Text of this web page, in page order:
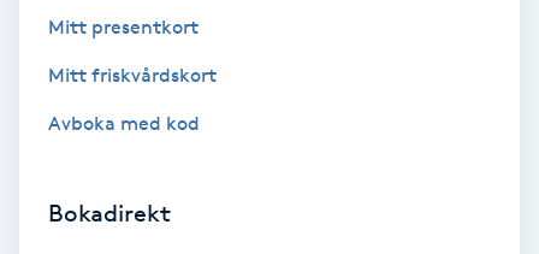
Medium
Mitt presentkort
Mitt friskvårdskort
Avboka med kod
Bokadirekt